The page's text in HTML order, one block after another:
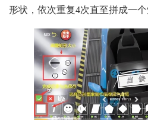
形状，依次重复4次直至拼成一